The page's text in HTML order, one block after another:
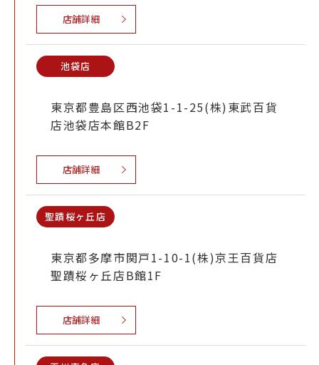
店舗詳細
池袋店
東京都豊島区西池袋1-1-25(株)東武百貨
店池袋店本館B2F
店舗詳細
聖蹟桜ヶ丘店
東京都多摩市関戸1-10-1(株)京王百貨店
聖蹟桜ヶ丘店B館1F
店舗詳細